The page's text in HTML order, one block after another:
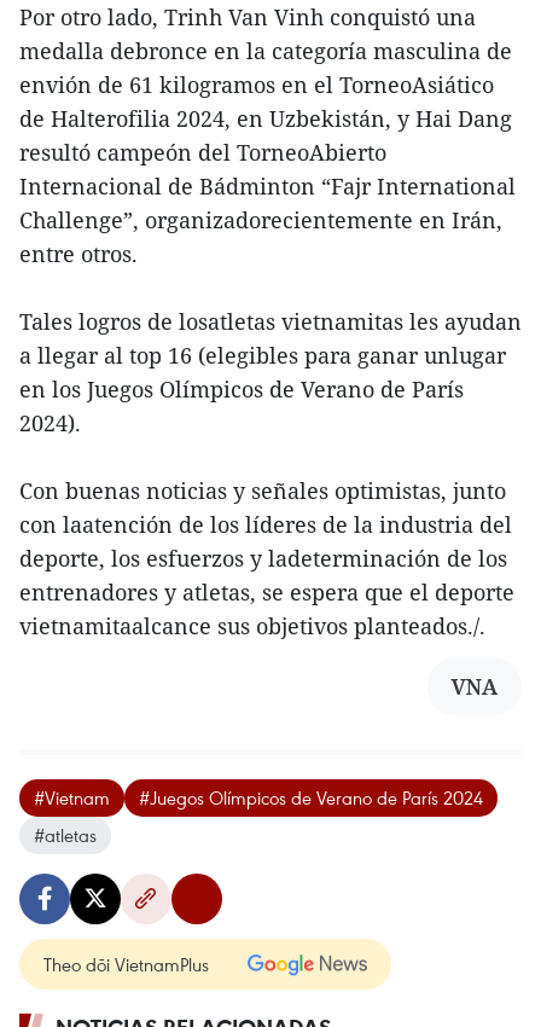
Por otro lado, Trinh Van Vinh conquistó una
medalla debronce en la categoría masculina de
envión de 61 kilogramos en el TorneoAsiático
de Halterofilia 2024, en Uzbekistán, y Hai Dang
resultó campeón del TorneoAbierto
Internacional de Bádminton “Fajr International
Challenge”, organizadorecientemente en Irán,
entre otros.
Tales logros de losatletas vietnamitas les ayudan
a llegar al top 16 (elegibles para ganar unlugar
en los Juegos Olímpicos de Verano de París
2024).
Con buenas noticias y señales optimistas, junto
con laatención de los líderes de la industria del
deporte, los esfuerzos y ladeterminación de los
entrenadores y atletas, se espera que el deporte
vietnamitaalcance sus objetivos planteados./.
VNA
#Vietnam
#Juegos Olímpicos de Verano de París 2024
#atletas
Theo dõi VietnamPlus